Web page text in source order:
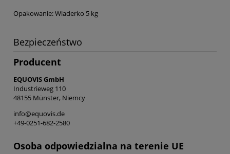
Opakowanie: Wiaderko 5 kg
Bezpieczeństwo
Producent
EQUOVIS GmbH
Industrieweg 110
48155 Münster, Niemcy
info@equovis.de
+49-0251-682-2580
Osoba odpowiedzialna na terenie UE